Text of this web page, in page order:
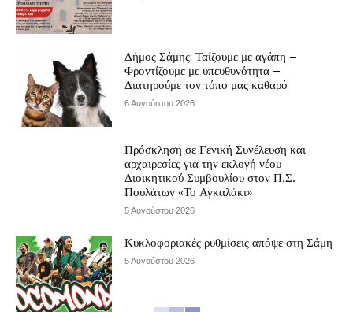
Δήμος Σάμης: Ταΐζουμε με αγάπη –
Φροντίζουμε με υπευθυνότητα –
Διατηρούμε τον τόπο μας καθαρό
6 Αυγούστου 2026
Πρόσκληση σε Γενική Συνέλευση και
αρχαιρεσίες για την εκλογή νέου
Διοικητικού Συμβουλίου στον Π.Σ.
Πουλάτων «Το Αγκαλάκι»
5 Αυγούστου 2026
Κυκλοφοριακές ρυθμίσεις απόψε στη Σάμη
5 Αυγούστου 2026